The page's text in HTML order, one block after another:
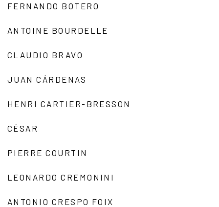
FERNANDO BOTERO
ANTOINE BOURDELLE
CLAUDIO BRAVO
JUAN CÁRDENAS
HENRI CARTIER-BRESSON
CÉSAR
PIERRE COURTIN
LEONARDO CREMONINI
ANTONIO CRESPO FOIX